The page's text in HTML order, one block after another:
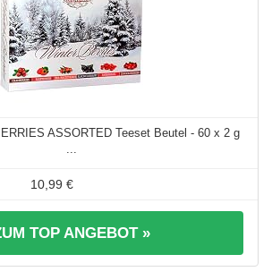
ASSORTED Teeset Beutel - 60 x 2 g
...
10,99 €
TOP ANGEBOT »